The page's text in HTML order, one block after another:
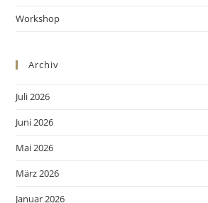
Workshop
Archiv
Juli 2026
Juni 2026
Mai 2026
März 2026
Januar 2026